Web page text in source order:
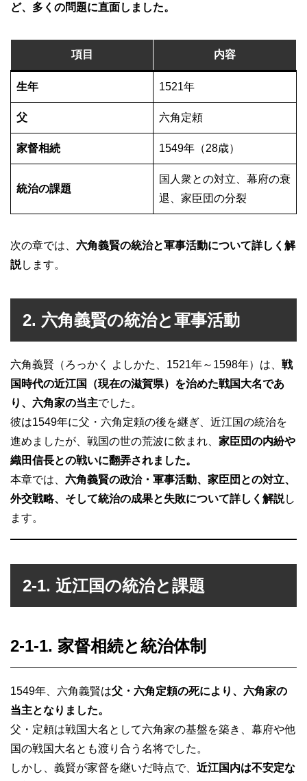
ど、多くの問題に直面しました。
項目 内容
生年 1521年
父 六角定頼
家督相続 1549年（28歳）
統治の課題
国人衆との対立、幕府の衰
退、家臣団の分裂
次の章では、 六角義賢の統治と軍事活動について詳しく解
説します。
2. 六角義賢の統治と軍事活動
六角義賢（ろっかく よしかた、1521年～1598年）は、 戦
国時代の近江国（現在の滋賀県）を治めた戦国大名であ
り、六角家の当主でした。
彼は1549年に父・六角定頼の後を継ぎ、近江国の統治を
進めましたが、戦国の世の荒波に飲まれ、 家臣団の内紛や
織田信長との戦いに翻弄されました。
本章では、 六角義賢の政治・軍事活動、家臣団との対立、
外交戦略、そして統治の成果と失敗について詳しく解説し
ます。
2-1. 近江国の統治と課題
2-1-1. 家督相続と統治体制
1549年、六角義賢は父・六角定頼の死により、六角家の
当主となりました。
父・定頼は戦国大名として六角家の基盤を築き、幕府や他
国の戦国大名とも渡り合う名将でした。
しかし、義賢が家督を継いだ時点で、 近江国内は不安定な